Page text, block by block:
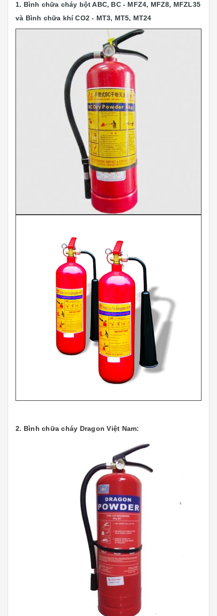
1. Bình chữa cháy bột ABC, BC - MFZ4, MFZ8, MFZL35
và Bình chữa khí CO2 - MT3, MT5, MT24
2. Bình chữa cháy Dragon Việt Nam: